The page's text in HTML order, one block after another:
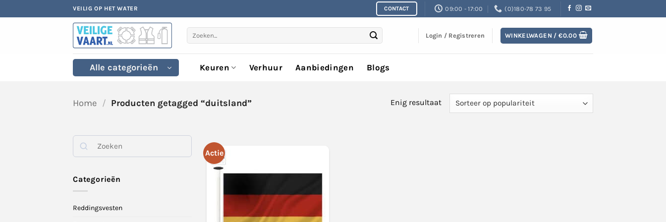
naar
VEILIG OP HET WATER CONTACT 09:00 - 17:00 (0)180-78 73 95
Login / Registreren WINKELWAGEN /€0.00
Alle categorieën Keuren Verhuur Aanbiedingen Blogs
Home / Producten getagged “duitsland” Enig resultaat
Categorieën
Reddingsvesten
Actie